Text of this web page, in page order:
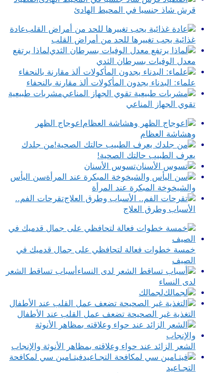
قرش شاذ جنسيا في المحيط الهادئ
عادة
غذائية يجب تغييرها للحد من أمراض القلب
لماذا يرتفع
معدل الوفيات بسرطان الثدي
علماء: البدناء يجدون المأكولات ألذ مقارنة بالنحفاء
مشربات طبيعية
تقوي الجهاز المناعي
اعوجاج الظهر
وهشاشة العظام
من جلدك
يعرف الطبيب حالتك الصحية!
تسوس الأسنان
سن اليأس
والشيخوخة المبكرة عند المرأة
تقرحات الفم..
الأسباب وطرق العلاج
خمسة خطوات فعالة لتحافظي على جمال قدميك في
الصيف
أسباب تساقط الشعر
لدى النساء
لجمالك
التغذية غير الصحيحة تضعف عمل القلب عند الأطفال
الشعر الزائد عند حواء وعلاقته بمظاهر الأنوثة والإنجاب
فيتـامين سي لمكافحة
التجـاعيد‏